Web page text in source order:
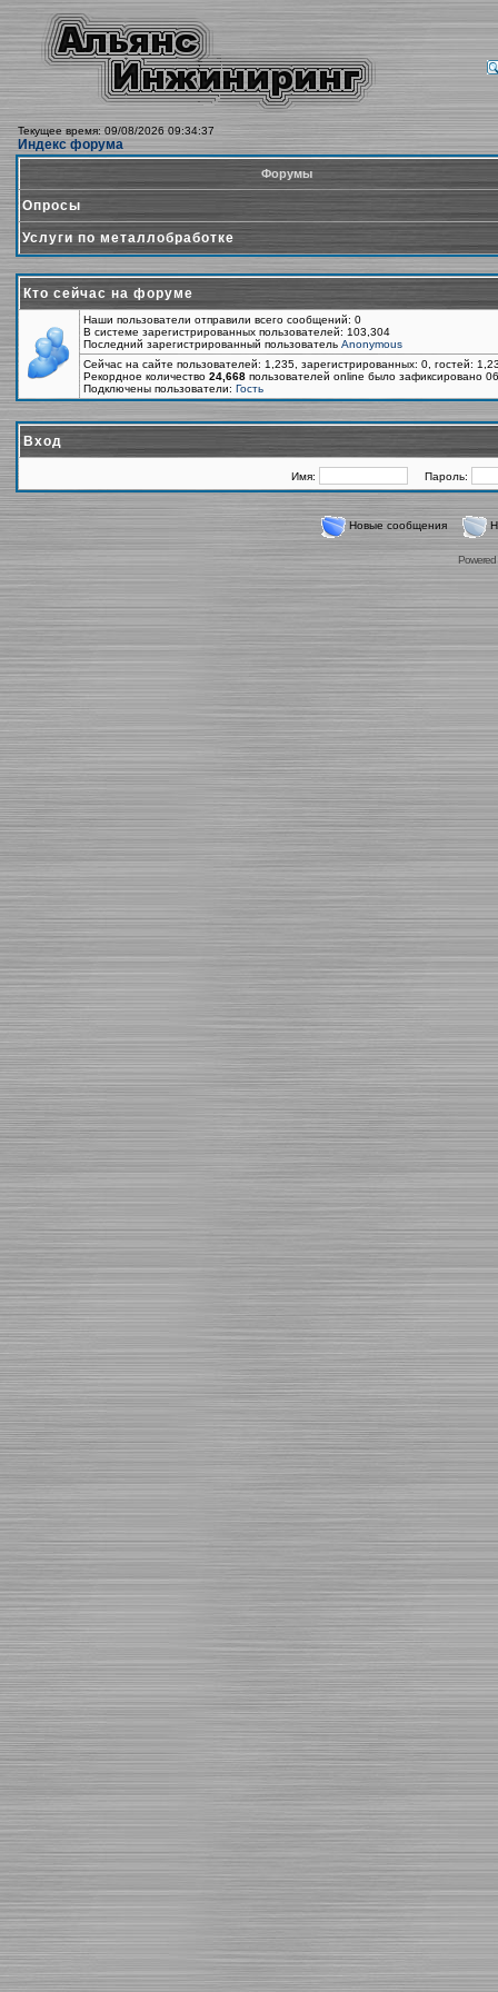
Текущее время: 09/08/2026 09:34:37
Индекс форума
Форумы
Опросы
Услуги по металлобработке
Кто сейчас на форуме
Наши пользователи отправили всего сообщений: 0
В системе зарегистрированных пользователей: 103,304
Последний зарегистрированный пользователь Anonymous
Сейчас на сайте пользователей: 1,235, зарегистрированных: 0, гостей:
Рекордное количество 24,668 пользователей online было зафиксировано
Подключены пользователи: Гость
Вход
Имя: Пароль:
Новые сообщения